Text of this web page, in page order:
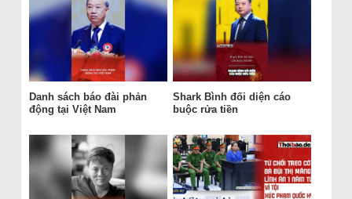
Danh sách báo đài phản
động tại Việt Nam
Shark Bình đối diện cáo
buộc rửa tiền